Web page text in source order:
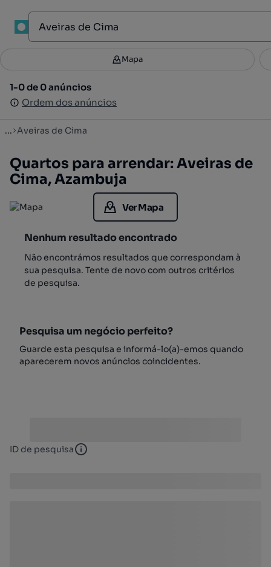
Filtros 3
1-0 de 0 anúncios
Ordem dos anúncios
Mapa
1-0 de 0 anúncios
Ordem dos anúncios
... Aveiras de Cima
Quartos para arrendar: Aveiras de
Cima, Azambuja
Ver Mapa
Nenhum resultado encontrado
Não encontrámos resultados que correspondam à
sua pesquisa. Tente de novo com outros critérios
de pesquisa.
Pesquisa um negócio perfeito?
Guarde esta pesquisa e informá-lo(a)-emos quando
aparecerem novos anúncios coincidentes.
ID de pesquisa ID de pesquisa